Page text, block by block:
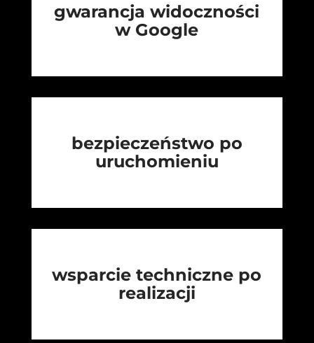
gwarancja widoczności
w Google
bezpieczeństwo po
uruchomieniu
wsparcie techniczne po
realizacji